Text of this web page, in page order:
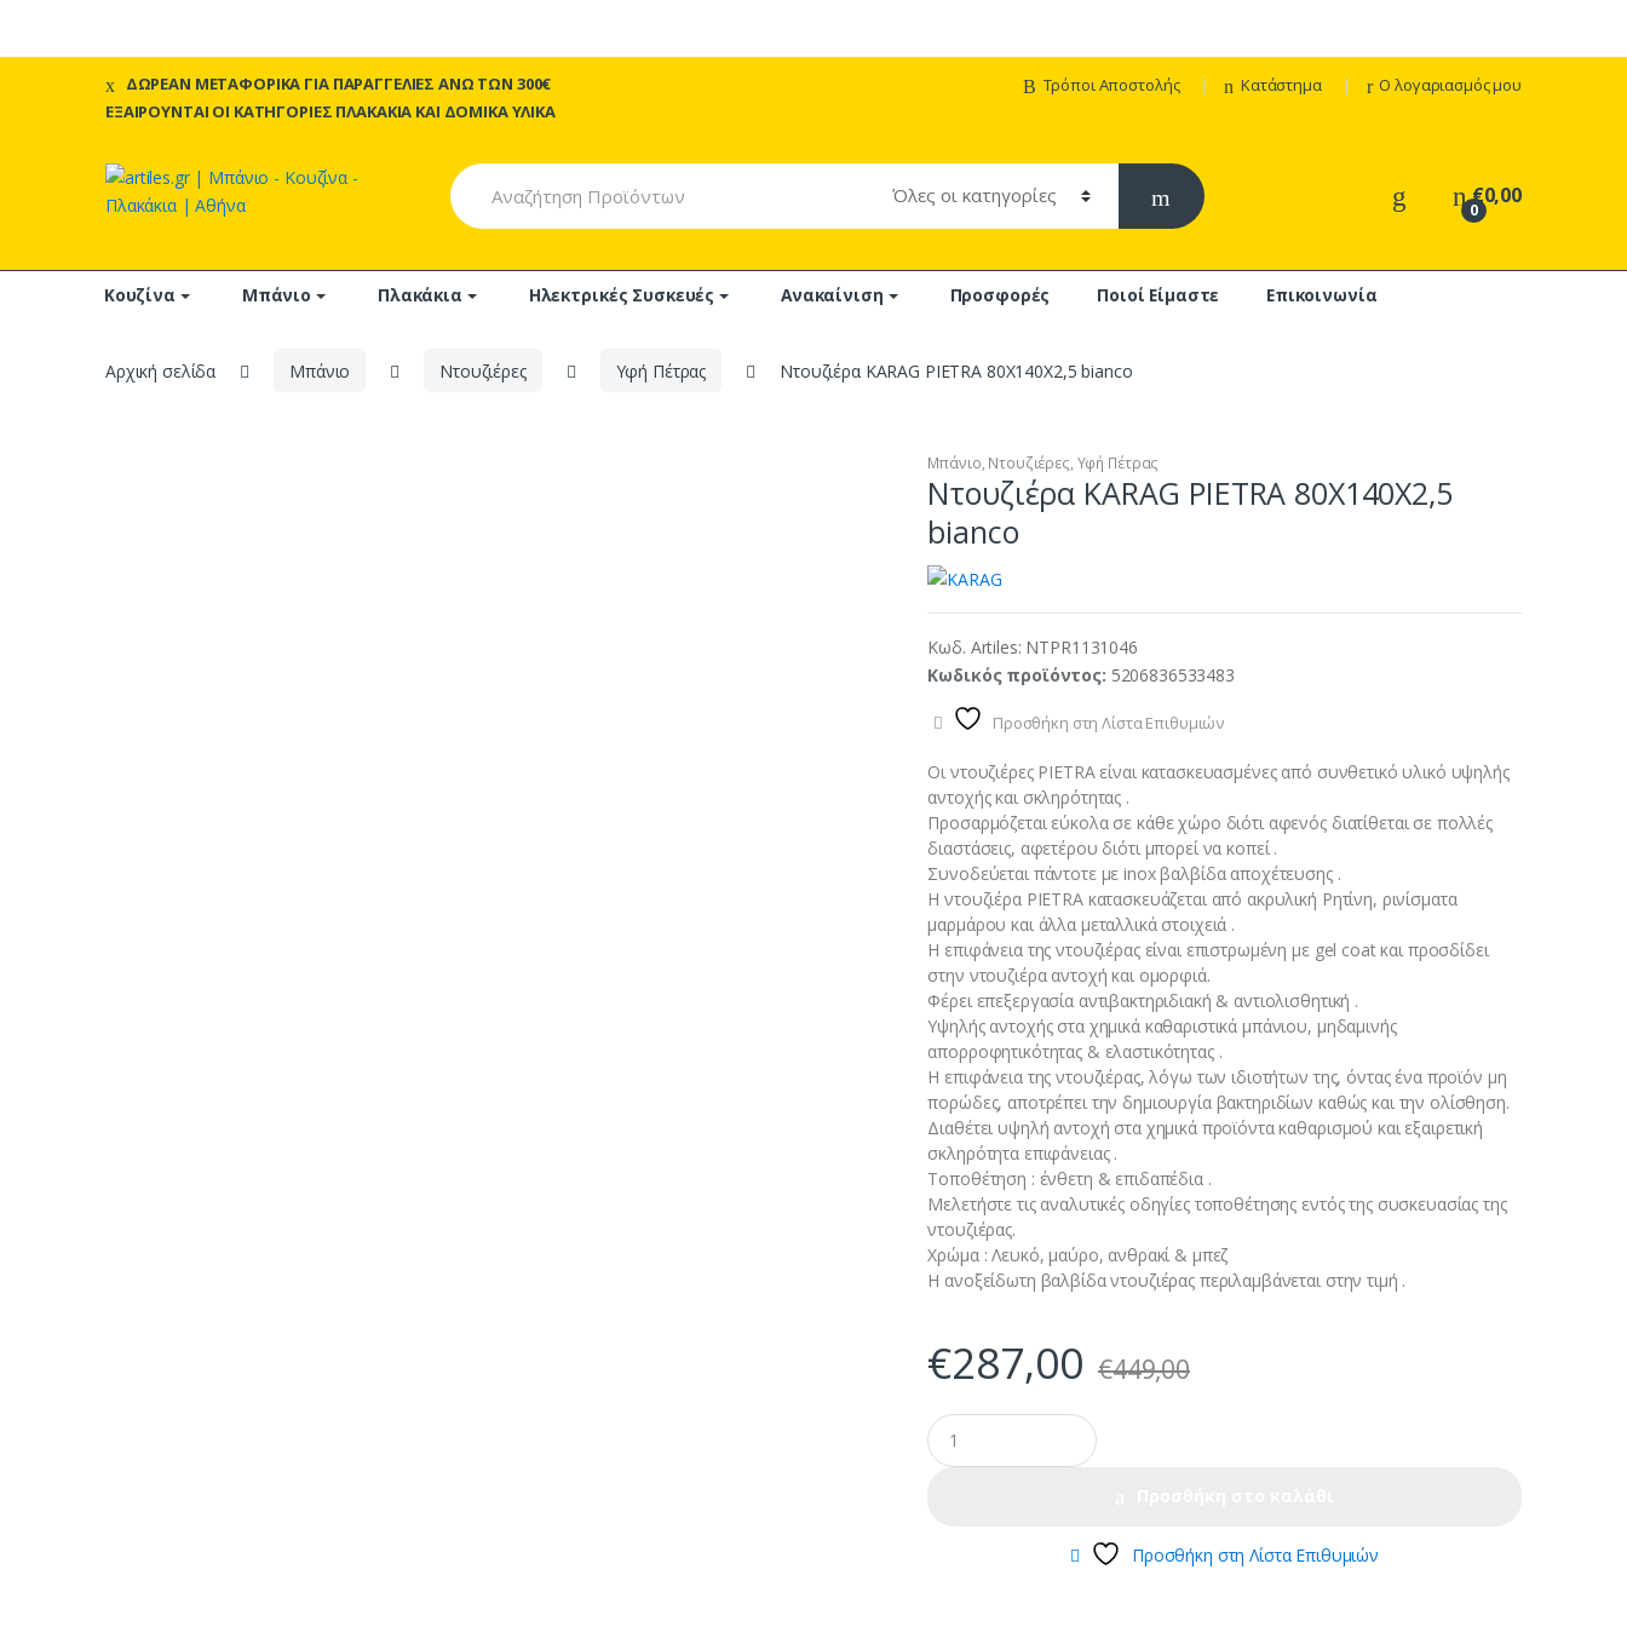
ΔΩΡΕΑΝ ΜΕΤΑΦΟΡΙΚΑ ΓΙΑ ΠΑΡΑΓΓΕΛΙΕΣ ΑΝΩ ΤΩΝ 300€
ΕΞΑΙΡΟΥΝΤΑΙ ΟΙ ΚΑΤΗΓΟΡΙΕΣ ΠΛΑΚΑΚΙΑ ΚΑΙ ΔΟΜΙΚΑ ΥΛΙΚΑ
Τρόποι Αποστολής Κατάστημα Ο λογαριασμός μου
Search
for:
0
€0,00
Κουζίνα Μπάνιο Πλακάκια Ηλεκτρικές Συσκευές Ανακαίνιση Προσφορές Ποιοί Είμαστε Επικοινωνία
Αρχική σελίδα Μπάνιο Ντουζιέρες Υφή Πέτρας Ντουζιέρα KARAG PIETRA 80X140X2,5 bianco
Μπάνιο, Ντουζιέρες, Υφή Πέτρας
Ντουζιέρα KARAG PIETRA 80X140X2,5
bianco
Κωδ. Artiles: NTPR1131046
Κωδικός προϊόντος: 5206836533483
Προσθήκη στη Λίστα Επιθυμιών
Οι ντουζιέρες PIETRA είναι κατασκευασμένες από συνθετικό υλικό υψηλής
αντοχής και σκληρότητας .
Προσαρμόζεται εύκολα σε κάθε χώρο διότι αφενός διατίθεται σε πολλές
διαστάσεις, αφετέρου διότι μπορεί να κοπεί .
Συνοδεύεται πάντοτε με inox βαλβίδα αποχέτευσης .
Η ντουζιέρα PIETRA κατασκευάζεται από ακρυλική Ρητίνη, ρινίσματα
μαρμάρου και άλλα μεταλλικά στοιχειά .
Η επιφάνεια της ντουζιέρας είναι επιστρωμένη με gel coat και προσδίδει
στην ντουζιέρα αντοχή και ομορφιά.
Φέρει επεξεργασία αντιβακτηριδιακή & αντιολισθητική .
Υψηλής αντοχής στα χημικά καθαριστικά μπάνιου, μηδαμινής
απορροφητικότητας & ελαστικότητας .
Η επιφάνεια της ντουζιέρας, λόγω των ιδιοτήτων της, όντας ένα προϊόν μη
πορώδες, αποτρέπει την δημιουργία βακτηριδίων καθώς και την ολίσθηση.
Διαθέτει υψηλή αντοχή στα χημικά προϊόντα καθαρισμού και εξαιρετική
σκληρότητα επιφάνειας .
Τοποθέτηση : ένθετη & επιδαπέδια .
Μελετήστε τις αναλυτικές οδηγίες τοποθέτησης εντός της συσκευασίας της
ντουζιέρας.
Χρώμα : Λευκό, μαύρο, ανθρακί & μπεζ
Η ανοξείδωτη βαλβίδα ντουζιέρας περιλαμβάνεται στην τιμή .
€287,00 €449,00
Προσθήκη στη Λίστα Επιθυμιών